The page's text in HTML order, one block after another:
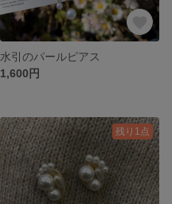
水引のパールピアス
1,600円
残り1点